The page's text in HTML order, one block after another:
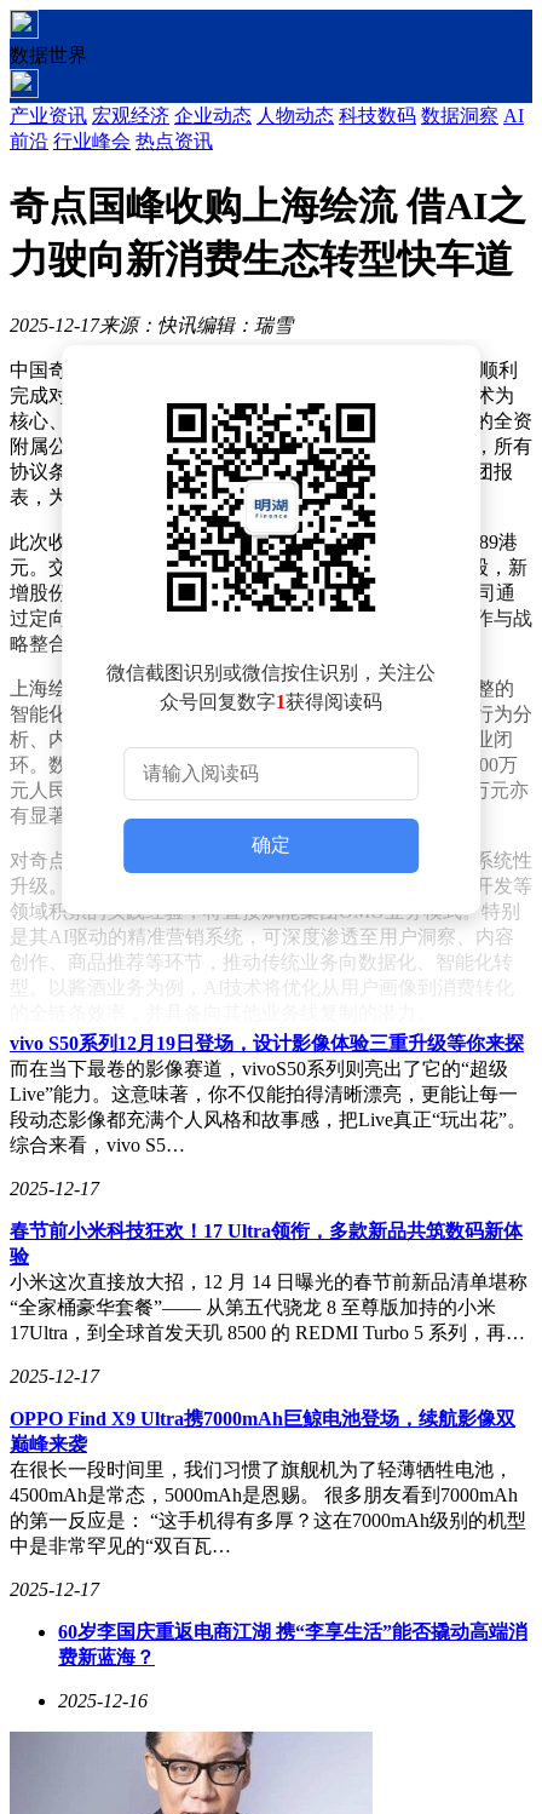
数据世界
产业资讯 宏观经济 企业动态 人物动态 科技数码 数据洞察 AI
前沿 行业峰会 热点资讯
奇点国峰收购上海绘流 借AI之
力驶向新消费生态转型快车道
2025-12-17来源：快讯编辑：瑞雪
中国奇点国峰控股有限公司（01280.HK）近日宣布，已顺利
完成对上海绘流科技有限公司的全资收购。这家以AI技术为
核心、专注于兴趣电商领域的企业，正式成为奇点国峰的全资
附属公司。根据披露，交易于2025年12月15日正式生效，所有
协议条款均已满足，目标公司的财务数据将全面并入集团报
表，为业务拓展注入新动能。
此次收购涉及股份配发规模达94,069,530股，每股定价4.89港
元。交易前，奇点国峰已发行股份总数为1,837,256,128股，新
增股份占交易前股本的5.12%，完成后稀释至4.87%。公司通
过定向增发完成支付，未涉及现金交易，体现了资本运作与战
略整合的双重考量。
上海绘流作为兴趣电商领域的AI技术服务商，构建了完整的
智能化解决方案体系。其自主研发的算法模型覆盖用户行为分
析、内容生成、精准匹配等核心环节，并形成成熟的商业闭
环。数据显示，2025年前十个月，该公司营业收入达4,600万
元人民币，较上半年增长142%；净利润环比上半年605万元亦
有显著提升，展现出强劲的增长势头。
对奇点国峰而言，此次收购的核心价值在于技术体系的系统性
升级。上海绘流在直播电商运营、数据处理、智能工具开发等
领域积累的实践经验，将直接赋能集团OMO业务模式。特别
是其AI驱动的精准营销系统，可深度渗透至用户洞察、内容
创作、商品推荐等环节，推动传统业务向数据化、智能化转
型。以酱酒业务为例，AI技术将优化从用户画像到消费转化
技术整合带来的协同效应正在显现。上海绘流的智能脚本生成
工具可自动创建符合平台算法的直播内容，其用户行为分析系
统能实时优化投放策略，数据处理平台则支持跨渠道运营决
策。这些能力与奇点国峰的线下渠道网络形成互补，构建起覆
盖"人-货-场"的智慧消费生态。据内部测算，AI赋能可使电商
业务运营成本降低30%，客户转化率提升25%。
随着AI深度学习能力的持续进化，奇点国峰正构建覆盖消费
场景的技术中台。从智能选品到动态定价，从虚拟主播到个性
化推荐，技术驱动的业务变革正在重塑企业竞争力。此次收购
标志着其从传统运营商向科技企业的关键跨越，在消费升级与
数字化浪潮中抢占先机，为行业树立了转型范本。
微信截图识别或微信按住识别，关注公
众号回复数字1获得阅读码
确定
vivo S50系列12月19日登场，设计影像体验三重升级等你来探
而在当下最卷的影像赛道，vivoS50系列则亮出了它的“超级
Live”能力。这意味著，你不仅能拍得清晰漂亮，更能让每一
段动态影像都充满个人风格和故事感，把Live真正“玩出花”。
综合来看，vivo S5…
2025-12-17
春节前小米科技狂欢！17 Ultra领衔，多款新品共筑数码新体
验
小米这次直接放大招，12 月 14 日曝光的春节前新品清单堪称
“全家桶豪华套餐”—— 从第五代骁龙 8 至尊版加持的小米
17Ultra，到全球首发天玑 8500 的 REDMI Turbo 5 系列，再…
2025-12-17
OPPO Find X9 Ultra携7000mAh巨鲸电池登场，续航影像双
巅峰来袭
在很长一段时间里，我们习惯了旗舰机为了轻薄牺牲电池，
4500mAh是常态，5000mAh是恩赐。 很多朋友看到7000mAh
的第一反应是： “这手机得有多厚？这在7000mAh级别的机型
中是非常罕见的“双百瓦…
2025-12-17
60岁李国庆重返电商江湖 携“李享生活”能否撬动高端消
费新蓝海？
2025-12-16